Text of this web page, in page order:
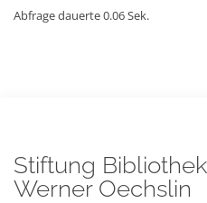
Abfrage dauerte 0.06 Sek.
Stiftung Bibliothek
Werner Oechslin